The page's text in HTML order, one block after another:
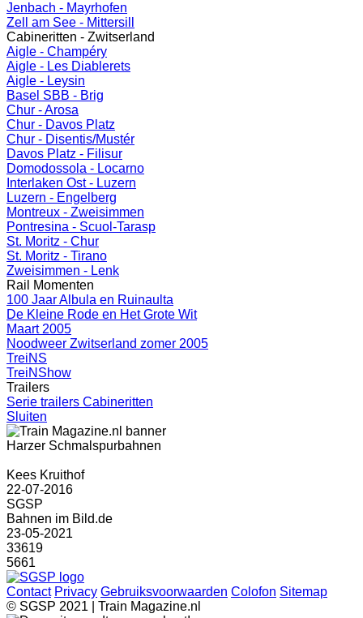
Jenbach - Mayrhofen
Zell am See - Mittersill
Cabineritten - Zwitserland
Aigle - Champéry
Aigle - Les Diablerets
Aigle - Leysin
Basel SBB - Brig
Chur - Arosa
Chur - Davos Platz
Chur - Disentis/Mustér
Davos Platz - Filisur
Domodossola - Locarno
Interlaken Ost - Luzern
Luzern - Engelberg
Montreux - Zweisimmen
Pontresina - Scuol-Tarasp
St. Moritz - Chur
St. Moritz - Tirano
Zweisimmen - Lenk
Rail Momenten
100 Jaar Albula en Ruinaulta
De Kleine Rode en Het Grote Wit
Maart 2005
Noodweer Zwitserland zomer 2005
TreiNS
TreiNShow
Trailers
Serie trailers Cabineritten
Sluiten
Harzer Schmalspurbahnen
Kees Kruithof
22-07-2016
SGSP
Bahnen im Bild.de
23-05-2021
33619
5661
Contact Privacy Gebruiksvoorwaarden Colofon Sitemap
© SGSP 2021 | Train Magazine.nl